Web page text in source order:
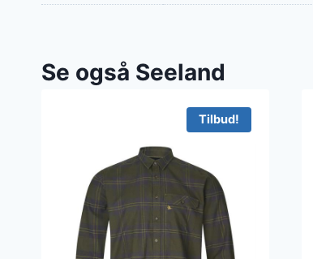
Se også Seeland
Tilbud!